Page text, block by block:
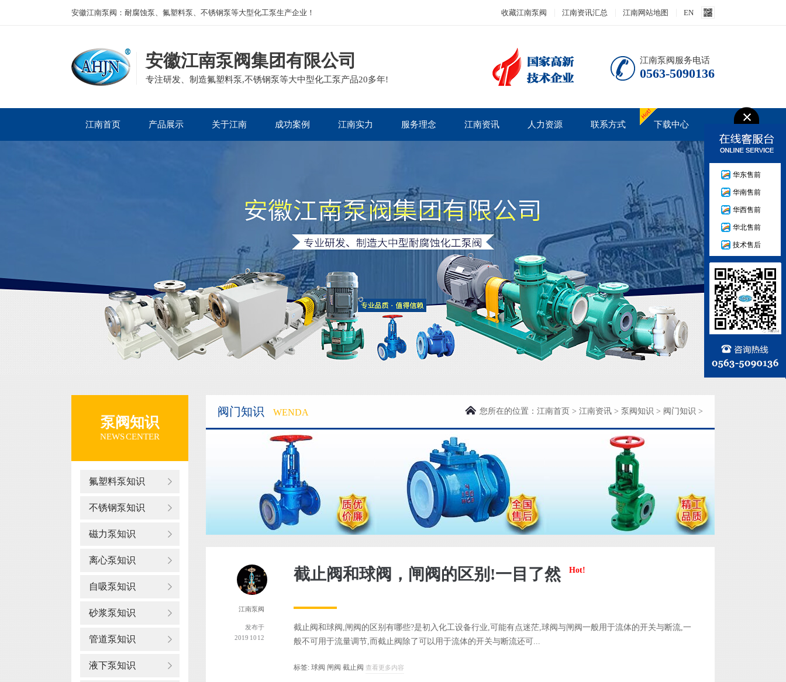
安徽江南泵阀：耐腐蚀泵、氟塑料泵、不锈钢泵等大型化工泵生产企业！ 收藏江南泵阀 江南资讯汇总 江南网站地图 EN
安徽江南泵阀集团有限公司
专注研发、制造氟塑料泵,不锈钢泵等大中型化工泵产品20多年!
江南泵阀服务电话
0563-5090136
江南首页 产品展示 关于江南
组织架构
成功案例
生物医药案例
造纸印染案例
矿业冶金案例
电镀废水案例
江南实力
企业面貌
主营泵阀
服务理念
质量承诺
包装运输
江南资讯
泵业动态
泵阀问答
行业百科
人力资源
培训发展
联系方式 下载中心
产品说明书
泵阀知识
NEWS CENTER
氟塑料泵知识
不锈钢泵知识
磁力泵知识
离心泵知识
自吸泵知识
砂浆泵知识
管道泵知识
液下泵知识
阀门知识 WENDA 江南首页 > 江南资讯 > 泵阀知识 > 阀门知识 >
您所在的位置：
江南泵阀
发布于
2019 10 12
截止阀和球阀，闸阀的区别!一目了然 Hot!
截止阀和球阀,闸阀的区别有哪些?是初入化工设备行业,可能有点迷茫,球阀与闸阀一般用于流体的开关与断流,一
般不可用于流量调节,而截止阀除了可以用于流体的开关与断流还可...
标签: 球阀 闸阀 截止阀 查看更多内容
华东售前
华南售前
华西售前
华北售前
技术售后